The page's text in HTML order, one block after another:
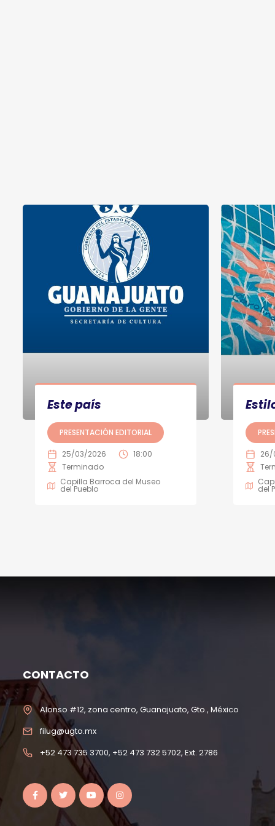
Este país
PRESENTACIÓN EDITORIAL
25/03/2026
18:00
Terminado
Capilla Barroca del Museo
del Pueblo
26/
del
CONTACTO
Alonso #12, zona centro, Guanajuato, Gto., México
filug@ugto.mx
+52 473 735 3700, +52 473 732 5702, Ext. 2786